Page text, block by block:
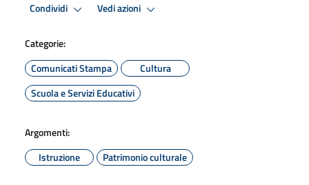
Condividi Vedi azioni
Categorie:
Comunicati Stampa
Cultura
Scuola e Servizi Educativi
Argomenti:
Istruzione
Patrimonio culturale